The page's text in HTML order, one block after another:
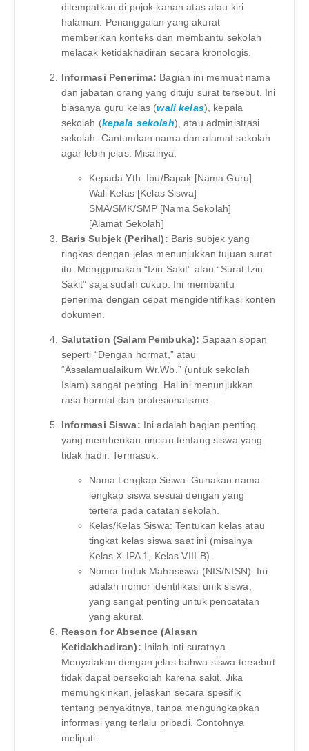
ditempatkan di pojok kanan atas atau kiri
halaman. Penanggalan yang akurat
memberikan konteks dan membantu sekolah
melacak ketidakhadiran secara kronologis.
Informasi Penerima: Bagian ini memuat nama
dan jabatan orang yang dituju surat tersebut. Ini
biasanya guru kelas (wali kelas), kepala
sekolah (kepala sekolah), atau administrasi
sekolah. Cantumkan nama dan alamat sekolah
agar lebih jelas. Misalnya:
Kepada Yth. Ibu/Bapak [Nama Guru]
Wali Kelas [Kelas Siswa]
SMA/SMK/SMP [Nama Sekolah]
[Alamat Sekolah]
Baris Subjek (Perihal): Baris subjek yang
ringkas dengan jelas menunjukkan tujuan surat
itu. Menggunakan “Izin Sakit” atau “Surat Izin
Sakit” saja sudah cukup. Ini membantu
penerima dengan cepat mengidentifikasi konten
dokumen.
Salutation (Salam Pembuka): Sapaan sopan
seperti “Dengan hormat,” atau
“Assalamualaikum Wr.Wb.” (untuk sekolah
Islam) sangat penting. Hal ini menunjukkan
rasa hormat dan profesionalisme.
Informasi Siswa: Ini adalah bagian penting
yang memberikan rincian tentang siswa yang
tidak hadir. Termasuk:
Nama Lengkap Siswa: Gunakan nama
lengkap siswa sesuai dengan yang
tertera pada catatan sekolah.
Kelas/Kelas Siswa: Tentukan kelas atau
tingkat kelas siswa saat ini (misalnya
Kelas X-IPA 1, Kelas VIII-B).
Nomor Induk Mahasiswa (NIS/NISN): Ini
adalah nomor identifikasi unik siswa,
yang sangat penting untuk pencatatan
yang akurat.
Reason for Absence (Alasan
Ketidakhadiran): Inilah inti suratnya.
Menyatakan dengan jelas bahwa siswa tersebut
tidak dapat bersekolah karena sakit. Jika
memungkinkan, jelaskan secara spesifik
tentang penyakitnya, tanpa mengungkapkan
informasi yang terlalu pribadi. Contohnya
meliputi: